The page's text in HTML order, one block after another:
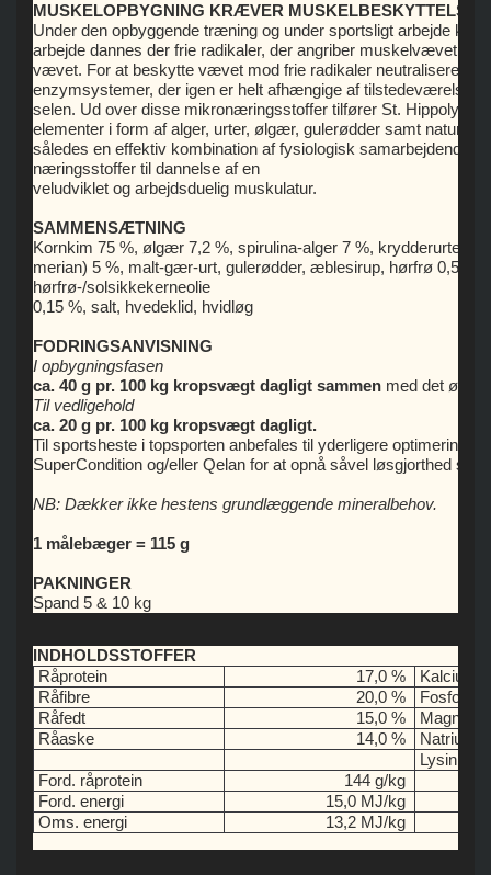
MUSKELOPBYGNING KRÆVER MUSKELBESKYTTELSE
Under den opbyggende træning og under sportsligt arbejde
arbejde dannes der frie radikaler, der angriber muskelvævet,
vævet. For at beskytte vævet mod frie radikaler neutraliseres
enzymsystemer, der igen er helt afhængige af tilstedeværelsen
selen. Ud over disse mikronæringsstoffer tilfører St. Hippolyt
elementer i form af alger, urter, ølgær, gulerødder samt naturlig
således en effektiv kombination af fysiologisk samarbejdende
næringsstoffer til dannelse af en
veludviklet og arbejdsduelig muskulatur.
SAMMENSÆTNING
Kornkim 75 %, ølgær 7,2 %, spirulina-alger 7 %, krydderurter
merian) 5 %, malt-gær-urt, gulerødder, æblesirup, hørfrø 0,5 %,
hørfrø-/solsikkekerneolie
0,15 %, salt, hvedeklid, hvidløg
FODRINGSANVISNING
I opbygningsfasen
ca. 40 g pr. 100 kg kropsvægt dagligt sammen med det
Til vedligehold
ca. 20 g pr. 100 kg kropsvægt dagligt.
Til sportsheste i topsporten anbefales til yderligere optimering
SuperCondition og/eller Qelan for at opnå såvel løsgjorthed
NB: Dækker ikke hestens grundlæggende mineralbehov.
1 målebæger = 115 g
PAKNINGER
Spand 5 & 10 kg
INDHOLDSSTOFFER
Råprotein
17,0 %
Kalcium
Råfibre
20,0 %
Fosfor
Råfedt
15,0 %
Råaske
14,0 %
Natrium
Lysin
Ford. råprotein
144 g/kg
Ford. energi
15,0 MJ/kg
Oms. energi
13,2 MJ/kg